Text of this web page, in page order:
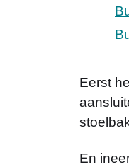
Eerst
En